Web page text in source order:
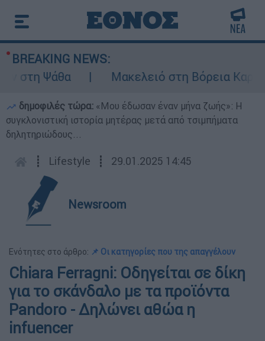
BREAKING NEWS:
Ψάθα
Μακελειό στη Βόρεια
δημοφιλές τώρα: «Μου έδωσαν έναν μήνα ζωής»: Η
συγκλονιστική ιστορία μητέρας μετά από τσιμπήματα
δηλητηριώδους...
┋ Lifestyle ┋ 29.01.2025 14:45
Newsroom
Ενότητες στο άρθρο: 📌 Οι κατηγορίες που της απαγγέλουν
Chiara Ferragni: Οδηγείται σε δίκη
για το σκάνδαλο με τα προϊόντα
Pandoro - Δηλώνει αθώα η
infuencer